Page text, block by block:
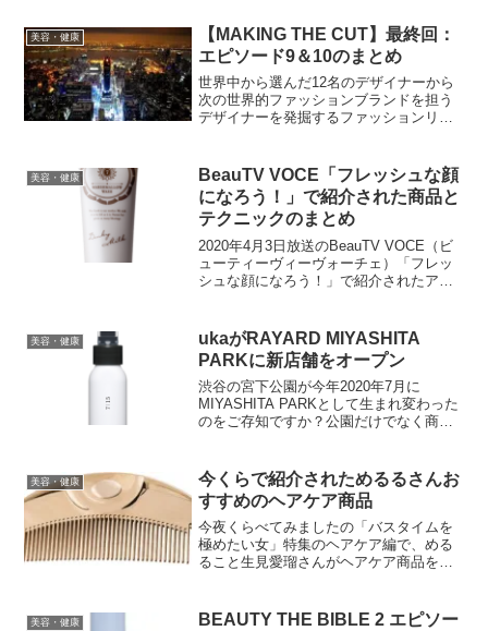
美容・健康
【MAKING THE CUT】最終回：
エピソード9＆10のまとめ
世界中から選んだ12名のデザイナーから
次の世界的ファッションブランドを担う
デザイナーを発掘するファッションリア
ザイナー達の人柄に惹かれる番組です。
今回はニューヨークでの最終回エピソー
ド9とエピソード10についてまとめまし
た。
美容・健康
BeauTV VOCE「フレッシュな顔
になろう！」で紹介された商品と
テクニックのまとめ
2020年4月3日放送のBeauTV VOCE（ビ
ューティーヴィーヴォーチェ）「フレッ
シュな顔になろう！」で紹介されたアイ
美容・健康
ukaがRAYARD MIYASHITA
PARKに新店舗をオープン
渋谷の宮下公園が今年2020年7月に
MIYASHITA PARKとして生まれ変わった
のをご存知ですか？公園だけでなく商業
め、8月6日までは予約が必要でそれ以降
も入場制限を行う可能性がありますが、
新しいMIYASHITA PARK、落ち着いたら
行ってみたいですね。
美容・健康
今くらで紹介されためるるさんお
すすめのヘアケア商品
今夜くらべてみましたの「バスタイムを
極めたい女」特集のヘアケア編で、める
ること生見愛瑠さんがヘアケア商品を紹
め商品、気になりますね。
美容・健康
BEAUTY THE BIBLE 2 エピソー